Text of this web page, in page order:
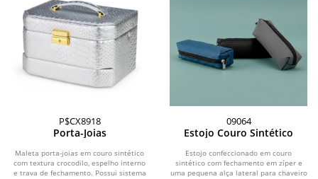
P$CX8918
Porta-Joias
Maleta porta-joias em couro sintético
com textura crocodilo, espelho interno
e trava de fechamento. Possui sistema
09064
Estojo Couro Sintético
Estojo confeccionado em couro
sintético com fechamento em zíper e
uma pequena alça lateral para chaveiro